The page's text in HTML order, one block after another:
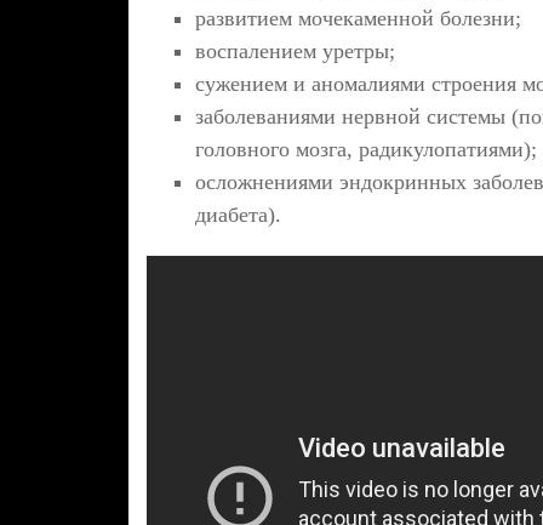
развитием мочекаменной болезни;
воспалением уретры;
сужением и аномалиями строения
заболеваниями нервной системы
головного мозга, радикулопатиями);
осложнениями эндокринных
диабета).